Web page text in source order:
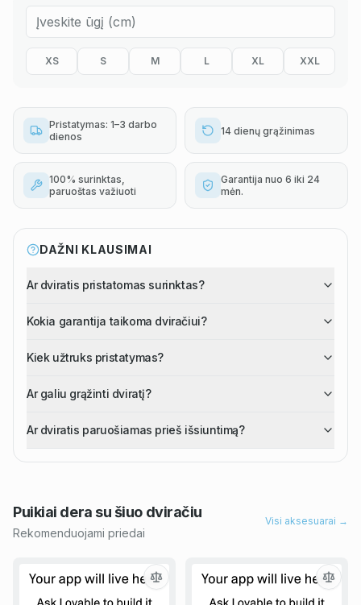
XS S M L XL XXL
Pristatymas: 1–3 darbo
dienos
14 dienų grąžinimas
100% surinktas,
paruoštas važiuoti
Garantija nuo 6 iki 24
mėn.
DAŽNI KLAUSIMAI
Ar dviratis pristatomas surinktas?
Kokia garantija taikoma dviračiui?
Kiek užtruks pristatymas?
Ar galiu grąžinti dviratį?
Ar dviratis paruošiamas prieš išsiuntimą?
Puikiai dera su šiuo dviračiu
Rekomenduojami priedai
Visi aksesuarai →